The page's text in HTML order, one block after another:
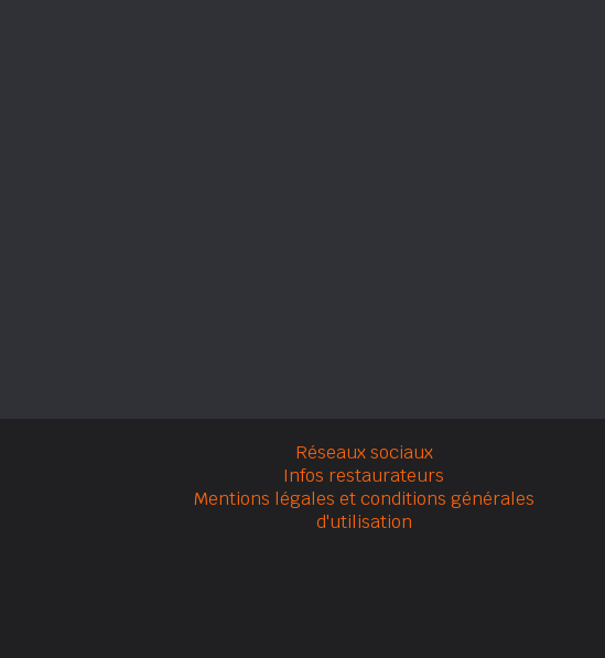
Réseaux sociaux
Infos restaurateurs
Mentions légales et conditions générales
d'utilisation